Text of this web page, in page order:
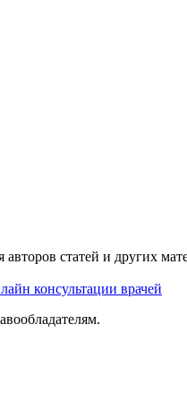
статей и других
консультации врачей